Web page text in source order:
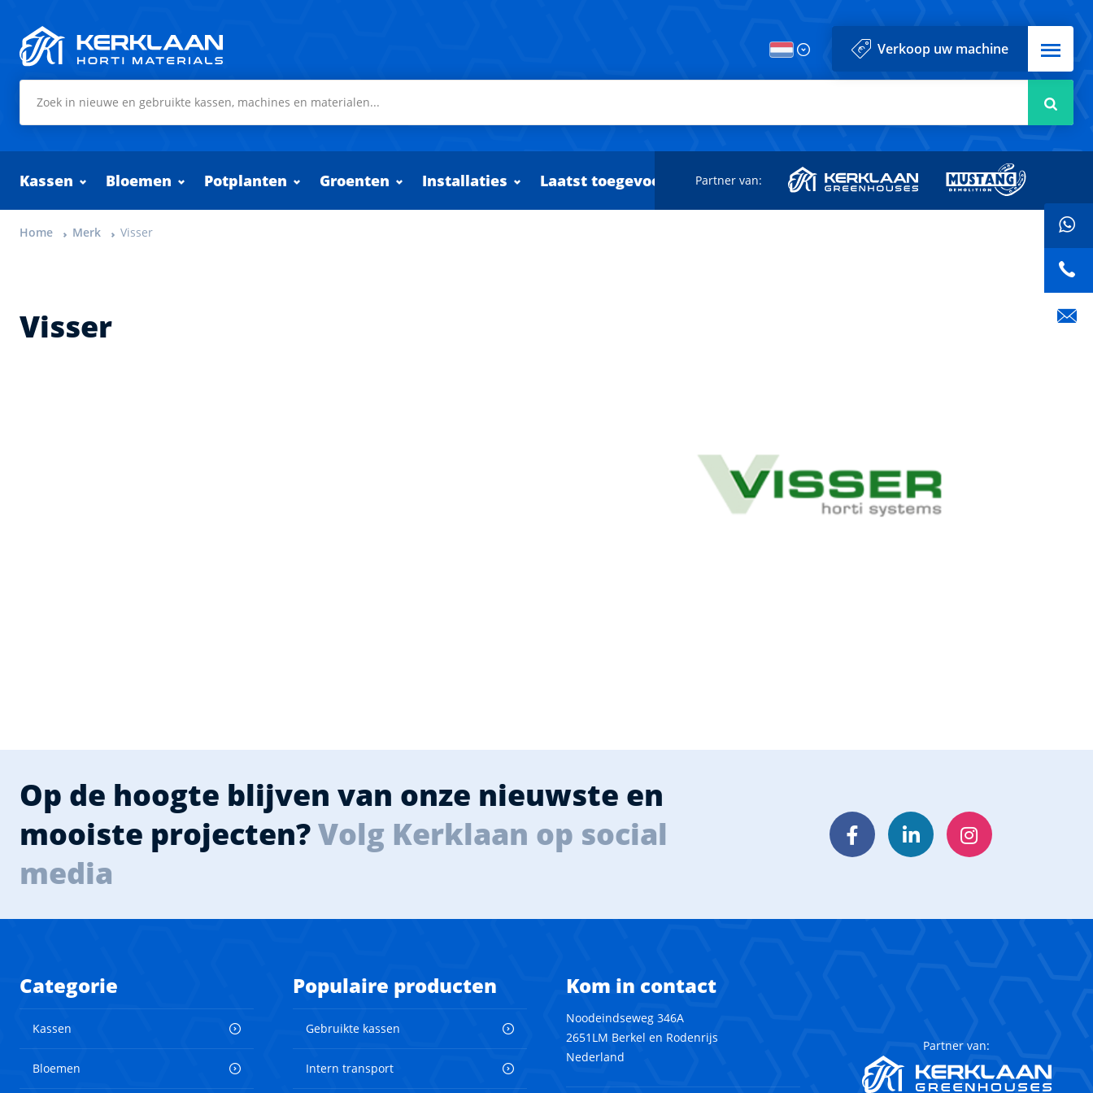
Verkoop uw machine Menu
Kassen Bloemen Potplanten Groenten Installaties Laatst toegevoegd Partner van:
Home Merk Visser
Visser
Op de hoogte blijven van onze nieuwste en
mooiste projecten?Volg Kerklaan op social
media
FacebookLinkedInInstagram
Categorie
Kassen
Bloemen
Populaire producten
Gebruikte kassen
Intern transport
Kom in contact
Noodeindseweg 346A
2651LM Berkel en Rodenrijs
Nederland
Partner van: